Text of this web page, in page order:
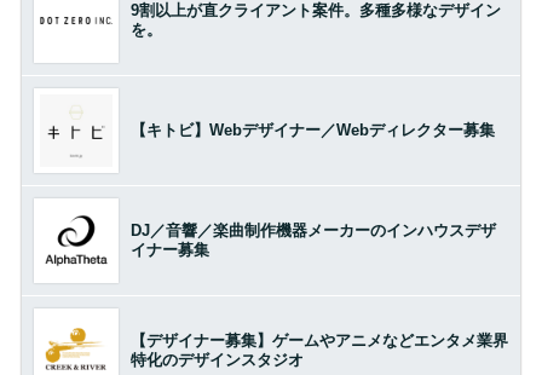
9割以上が直クライアント案件。多種多様なデザイン
を。
【キトビ】Webデザイナー／Webディレクター募集
DJ／音響／楽曲制作機器メーカーのインハウスデザ
イナー募集
【デザイナー募集】ゲームやアニメなどエンタメ業界
特化のデザインスタジオ